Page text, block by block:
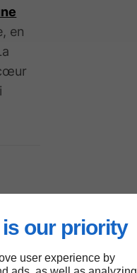
our priority
user experience by
en